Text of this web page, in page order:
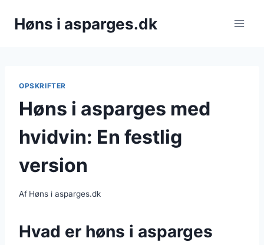
Høns i asparges.dk
OPSKRIFTER
Høns i asparges med
hvidvin: En festlig
version
Af Høns i asparges.dk
Hvad er høns i asparges